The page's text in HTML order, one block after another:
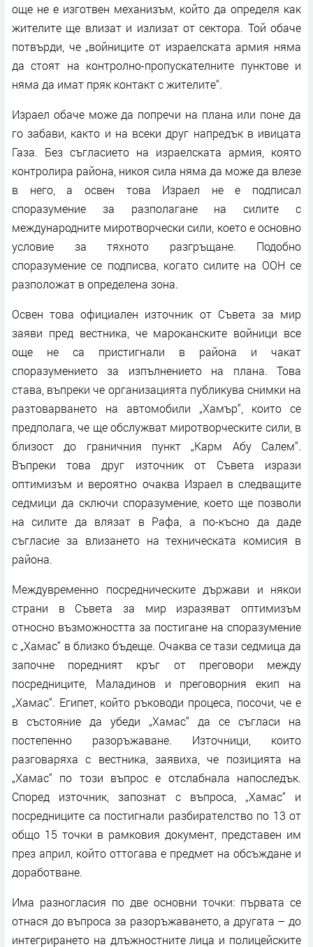
още не е изготвен механизъм, който да определя как
жителите ще влизат и излизат от сектора. Той обаче
потвърди, че „войниците от израелската армия няма
да стоят на контролно-пропускателните пунктове и
няма да имат пряк контакт с жителите“.
Израел обаче може да попречи на плана или поне да
го забави, както и на всеки друг напредък в ивицата
Газа. Без съгласието на израелската армия, която
контролира района, никоя сила няма да може да влезе
в него, а освен това Израел не е подписал
споразумение за разполагане на силите с
международните миротворчески сили, което е основно
условие за тяхното разгръщане. Подобно
споразумение се подписва, когато силите на ООН се
разположат в определена зона.
Освен това официален източник от Съвета за мир
заяви пред вестника, че мароканските войници все
още не са пристигнали в района и чакат
споразумението за изпълнението на плана. Това
става, въпреки че организацията публикува снимки на
разтоварването на автомобили „Хамър“, които се
предполага, че ще обслужват миротворческите сили, в
близост до граничния пункт „Карм Абу Салем“.
Въпреки това друг източник от Съвета изрази
оптимизъм и вероятно очаква Израел в следващите
седмици да сключи споразумение, което ще позволи
на силите да влязат в Рафа, а по-късно да даде
съгласие за влизането на техническата комисия в
района.
Междувременно посредническите държави и някои
страни в Съвета за мир изразяват оптимизъм
относно възможността за постигане на споразумение
с „Хамас“ в близко бъдеще. Очаква се тази седмица да
започне поредният кръг от преговори между
посредниците, Маладинов и преговорния екип на
„Хамас“. Египет, който ръководи процеса, посочи, че е
в състояние да убеди „Хамас“ да се съгласи на
постепенно разоръжаване. Източници, които
разговаряха с вестника, заявиха, че позицията на
„Хамас“ по този въпрос е отслабнала напоследък.
Според източник, запознат с въпроса, „Хамас“ и
посредниците са постигнали разбирателство по 13 от
общо 15 точки в рамковия документ, представен им
през април, който оттогава е предмет на обсъждане и
доработване.
Има разногласия по две основни точки: първата се
отнася до въпроса за разоръжаването, а другата – до
интегрирането на длъжностните лица и полицейските